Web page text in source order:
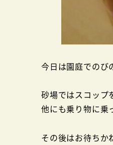
今日は園庭でのび
砂場ではスコップ
他にも乗り物に乗
その後はお待ちか